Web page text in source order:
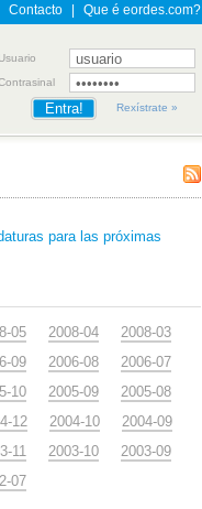
Contacto Que é eordes.com?
Usuario
Rexístrate »
para las próximas
05 2008-04
2008-03
09 2006-08
2006-07
10 2005-09
2005-08
12 2004-10
2004-09
11 2003-10
2003-09
07